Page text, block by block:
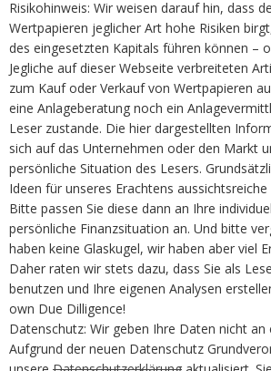
Risikohinweis: Wir weisen darauf hin, dass
Wertpapieren jeglicher Art hohe Risiken
des eingesetzten Kapitals führen können –
Jegliche auf dieser Webseite verbreiteten
zum Kauf oder Verkauf von Wertpapieren
eine Anlageberatung noch ein
Leser zustande. Die hier dargestellten
sich auf das Unternehmen oder den Markt
persönliche Situation des Lesers.
Ideen für unseres Erachtens
Bitte passen Sie diese dann an Ihre
persönliche Finanzsituation an. Und bitte
haben keine Glaskugel, wir haben aber viel
Daher raten wir stets dazu, dass Sie als
benutzen und Ihre eigenen Analysen
own Due Dilligence!
Datenschutz: Wir geben Ihre Daten nicht
Aufgrund der neuen Datenschutz